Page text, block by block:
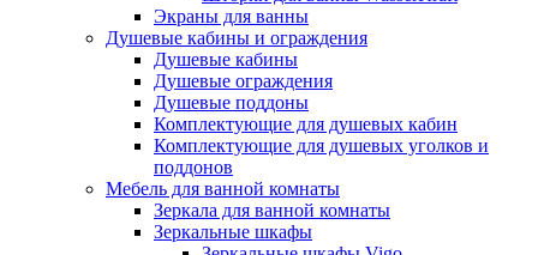
Экраны для ванны
Душевые кабины и ограждения
Душевые кабины
Душевые ограждения
Душевые поддоны
Комплектующие для душевых кабин
Комплектующие для душевых уголков и
поддонов
Мебель для ванной комнаты
Зеркала для ванной комнаты
Зеркальные шкафы